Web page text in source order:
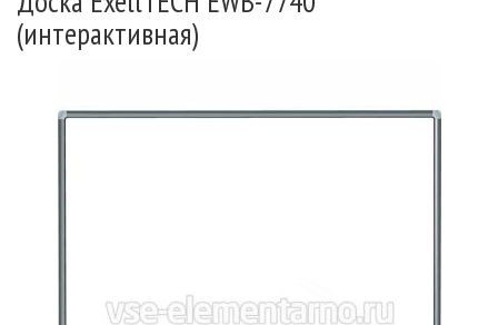
(интерактивная)